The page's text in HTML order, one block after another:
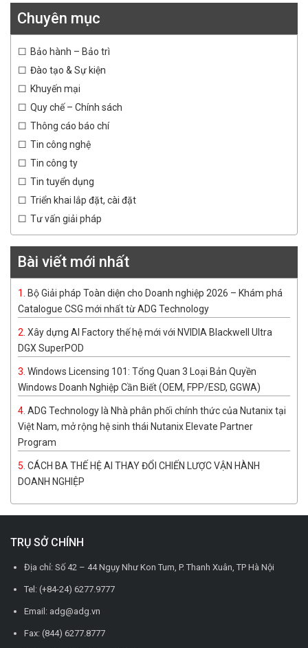
Chuyên mục
Bảo hành – Bảo trì
Đào tạo & Sự kiện
Khuyến mại
Quy chế – Chính sách
Thông cáo báo chí
Tin công nghệ
Tin công ty
Tin tuyển dụng
Triển khai lắp đặt, cài đặt
Tư vấn giải pháp
Bài viết mới nhất
Bộ Giải pháp Toàn diện cho Doanh nghiệp 2026 – Khám phá
Catalogue CSG mới nhất từ ADG Technology
Xây dựng AI Factory thế hệ mới với NVIDIA Blackwell Ultra
DGX SuperPOD
Windows Licensing 101: Tổng Quan 3 Loại Bản Quyền
Windows Doanh Nghiệp Cần Biết (OEM, FPP/ESD, GGWA)
ADG Technology là Nhà phân phối chính thức của Nutanix tại
Việt Nam, mở rộng hệ sinh thái Nutanix Elevate Partner
Program
CÁCH BA THẾ HỆ AI THAY ĐỔI CHIẾN LƯỢC VẬN HÀNH
DOANH NGHIỆP
TRỤ SỞ CHÍNH
Địa chỉ: Số 42 – 44 Ngụy Như Kon Tum, P. Thanh Xuân, TP Hà Nội
Tel: (+84-24) 6277.9777
Email: adg@adg.vn
Fax: (844) 6277.8777